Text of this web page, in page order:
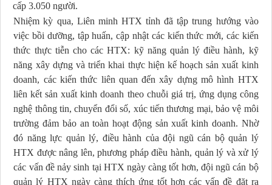
cấp 3.050 người.
Nhiệm kỳ qua, Liên minh HTX tỉnh đã tập trung hướng vào
việc bồi dưỡng, tập huấn, cập nhật các kiến thức mới, các kiến
thức thực tiễn cho các HTX: kỹ năng quản lý điều hành, kỹ
năng xây dựng và triển khai thực hiện kế hoạch sản xuất kinh
doanh, các kiến thức liên quan đến xây dựng mô hình HTX
liên kết sản xuất kinh doanh theo chuỗi giá trị, ứng dụng công
nghệ thông tin, chuyển đổi số, xúc tiến thương mại, bảo vệ môi
trường đảm bảo an toàn hoạt động sản xuất kinh doanh. Nhờ
đó năng lực quản lý, điều hành của đội ngũ cán bộ quản lý
HTX được nâng lên, phương pháp điều hành, quản lý và xử lý
các vấn đề nảy sinh tại HTX ngày càng tốt hơn, đội ngũ cán bộ
quản lý HTX ngày càng thích ứng tốt hơn các vấn đề đặt ra